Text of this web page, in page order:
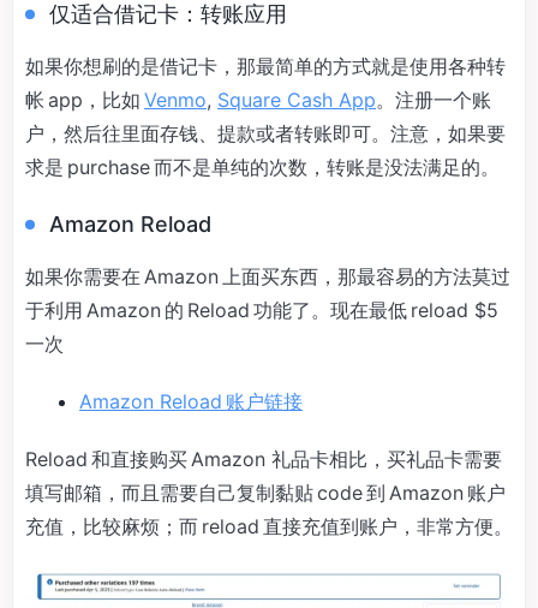
仅适合借记卡：转账应用
如果你想刷的是借记卡，那最简单的方式就是使用各种转
帐 app，比如 Venmo, Square Cash App。注册一个账
户，然后往里面存钱、提款或者转账即可。注意，如果要
求是 purchase 而不是单纯的次数，转账是没法满足的。
Amazon Reload
如果你需要在 Amazon 上面买东西，那最容易的方法莫过
于利用 Amazon 的 Reload 功能了。现在最低 reload $5
一次
Amazon Reload 账户链接
Reload 和直接购买 Amazon 礼品卡相比，买礼品卡需要
填写邮箱，而且需要自己复制黏贴 code 到 Amazon 账户
充值，比较麻烦；而 reload 直接充值到账户，非常方便。